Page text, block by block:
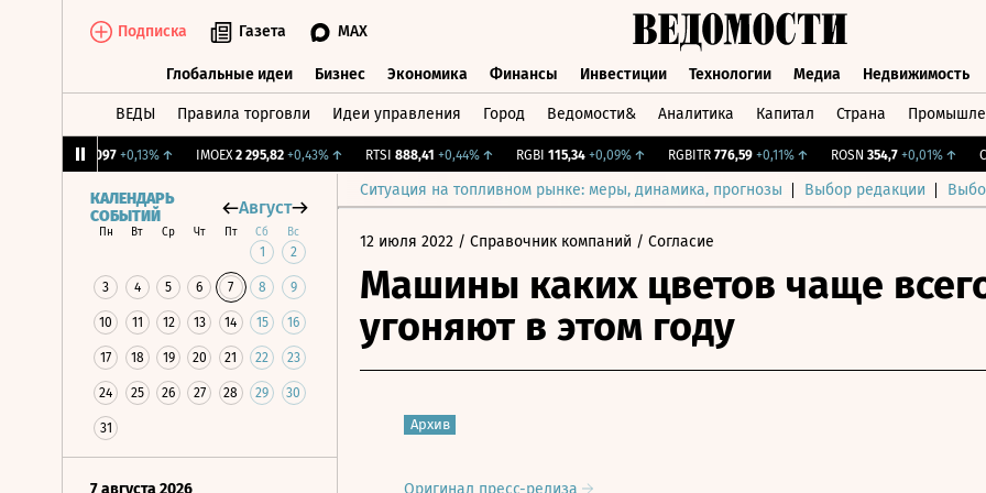
Подписка Газета MAX
Глобальные идеи Бизнес Экономика Финансы Инвестиции Технологии Медиа Недвижимость
ВЕДЫ Правила торговли Идеи управления Город Ведомости& Аналитика Капитал Страна
+0,13%↑ IMOEX 2 295,82 +0,43%↑ RTSI 888,41 +0,44%↑ RGBI 115,34 +0,09%↑ RGBITR 776,59 +0,11%↑ ROSN 354,7 +0,01%↑
Ситуация на топливном рынке: меры, динамика, прогнозы Выбор редакции
КАЛЕНДАРЬ
СОБЫТИЙ
Август
Пн Вт Ср Чт Пт Сб Вс
1 2
3 4 5 6 7 8 9
10 11 12 13 14 15 16
17 18 19 20 21 22 23
24 25 26 27 28 29 30
31
7 августа 2026
12 июля 2022 / Справочник компаний / Согласие
Машины каких цветов чаще
угоняют в этом году
Архив
Оригинал пресс-релиза